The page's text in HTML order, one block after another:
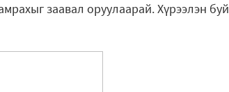
заавал оруулаарай. Хүрээлэн буй